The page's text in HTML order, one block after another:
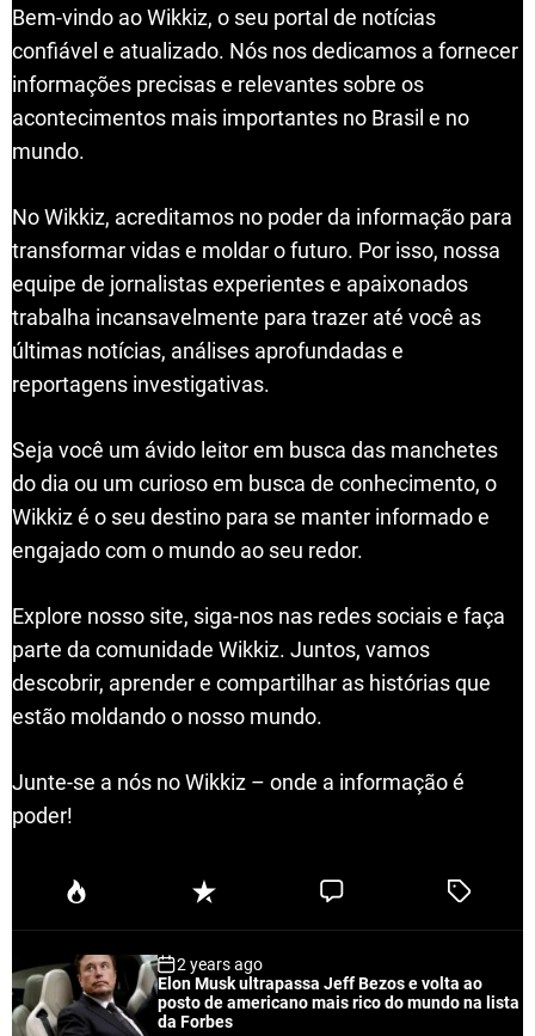
Bem-vindo ao Wikkiz, o seu portal de notícias
confiável e atualizado. Nós nos dedicamos a fornecer
informações precisas e relevantes sobre os
acontecimentos mais importantes no Brasil e no
mundo.
No Wikkiz, acreditamos no poder da informação para
transformar vidas e moldar o futuro. Por isso, nossa
equipe de jornalistas experientes e apaixonados
trabalha incansavelmente para trazer até você as
últimas notícias, análises aprofundadas e
reportagens investigativas.
Seja você um ávido leitor em busca das manchetes
do dia ou um curioso em busca de conhecimento, o
Wikkiz é o seu destino para se manter informado e
engajado com o mundo ao seu redor.
Explore nosso site, siga-nos nas redes sociais e faça
parte da comunidade Wikkiz. Juntos, vamos
descobrir, aprender e compartilhar as histórias que
estão moldando o nosso mundo.
Junte-se a nós no Wikkiz – onde a informação é
poder!
P
u
a
R
e
n
t
C
e
T
e
2 years ago
Elon Musk ultrapassa Jeff Bezos e volta ao
posto de americano mais rico do mundo na lista
da Forbes